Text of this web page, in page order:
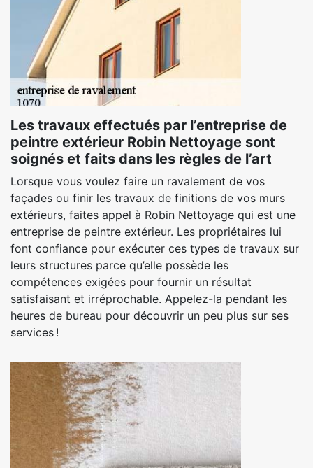
Les travaux effectués par l’entreprise de
peintre extérieur Robin Nettoyage sont
soignés et faits dans les règles de l’art
Lorsque vous voulez faire un ravalement de vos
façades ou finir les travaux de finitions de vos murs
extérieurs, faites appel à Robin Nettoyage qui est une
entreprise de peintre extérieur. Les propriétaires lui
font confiance pour exécuter ces types de travaux sur
leurs structures parce qu’elle possède les
compétences exigées pour fournir un résultat
satisfaisant et irréprochable. Appelez-la pendant les
heures de bureau pour découvrir un peu plus sur ses
services !